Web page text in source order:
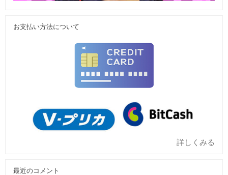
お支払い方法について
詳しくみる
最近のコメント